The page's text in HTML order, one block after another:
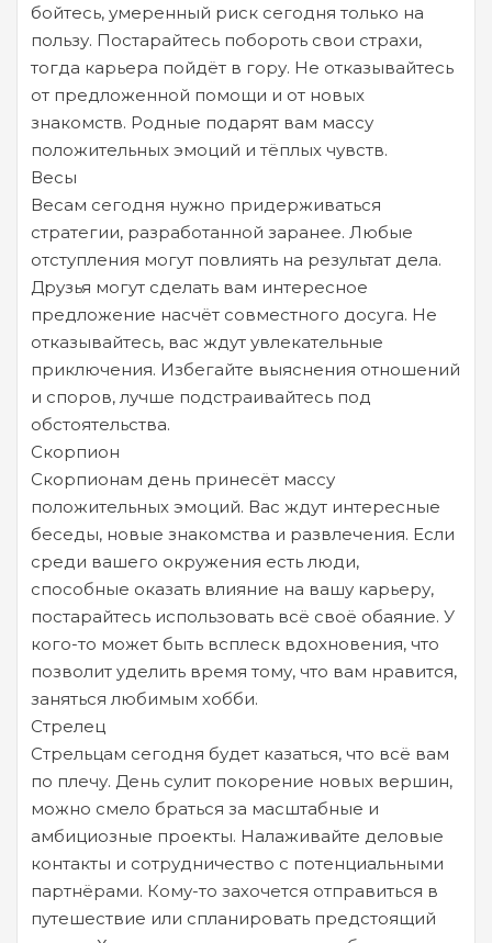
бойтесь, умеренный риск сегодня только на
пользу. Постарайтесь побороть свои страхи,
тогда карьера пойдёт в гору. Не отказывайтесь
от предложенной помощи и от новых
знакомств. Родные подарят вам массу
положительных эмоций и тёплых чувств.
Весы
Весам сегодня нужно придерживаться
стратегии, разработанной заранее. Любые
отступления могут повлиять на результат дела.
Друзья могут сделать вам интересное
предложение насчёт совместного досуга. Не
отказывайтесь, вас ждут увлекательные
приключения. Избегайте выяснения отношений
и споров, лучше подстраивайтесь под
обстоятельства.
Скорпион
Скорпионам день принесёт массу
положительных эмоций. Вас ждут интересные
беседы, новые знакомства и развлечения. Если
среди вашего окружения есть люди,
способные оказать влияние на вашу карьеру,
постарайтесь использовать всё своё обаяние. У
кого-то может быть всплеск вдохновения, что
позволит уделить время тому, что вам нравится,
заняться любимым хобби.
Стрелец
Стрельцам сегодня будет казаться, что всё вам
по плечу. День сулит покорение новых вершин,
можно смело браться за масштабные и
амбициозные проекты. Налаживайте деловые
контакты и сотрудничество с потенциальными
партнёрами. Кому-то захочется отправиться в
путешествие или спланировать предстоящий